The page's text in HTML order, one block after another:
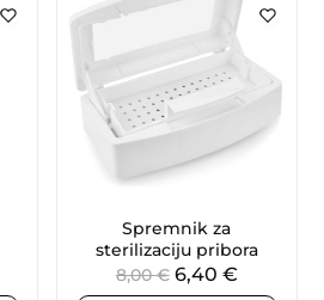
Spremnik za
sterilizaciju pribora
8,00€ 6,40 €